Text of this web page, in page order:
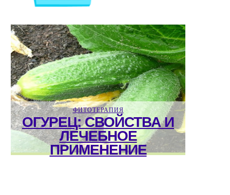
ФИТОТЕРАПИЯ
ОГУРЕЦ: СВОЙСТВА И
ЛЕЧЕБНОЕ
ПРИМЕНЕНИЕ